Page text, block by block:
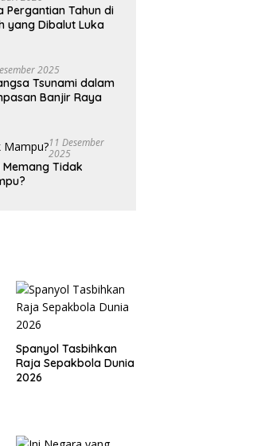
Pergantian Tahun di
yang Dibalut Luka
2025
Tsunami dalam
Banjir Raya
11 Desember
2025
Memang Tidak
Spanyol Tasbihkan
Raja Sepakbola Dunia
2026